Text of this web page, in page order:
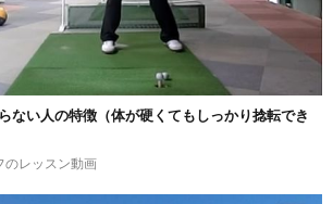
ない人の特徴（体が硬くてもしっかり捻転でき
のレッスン動画